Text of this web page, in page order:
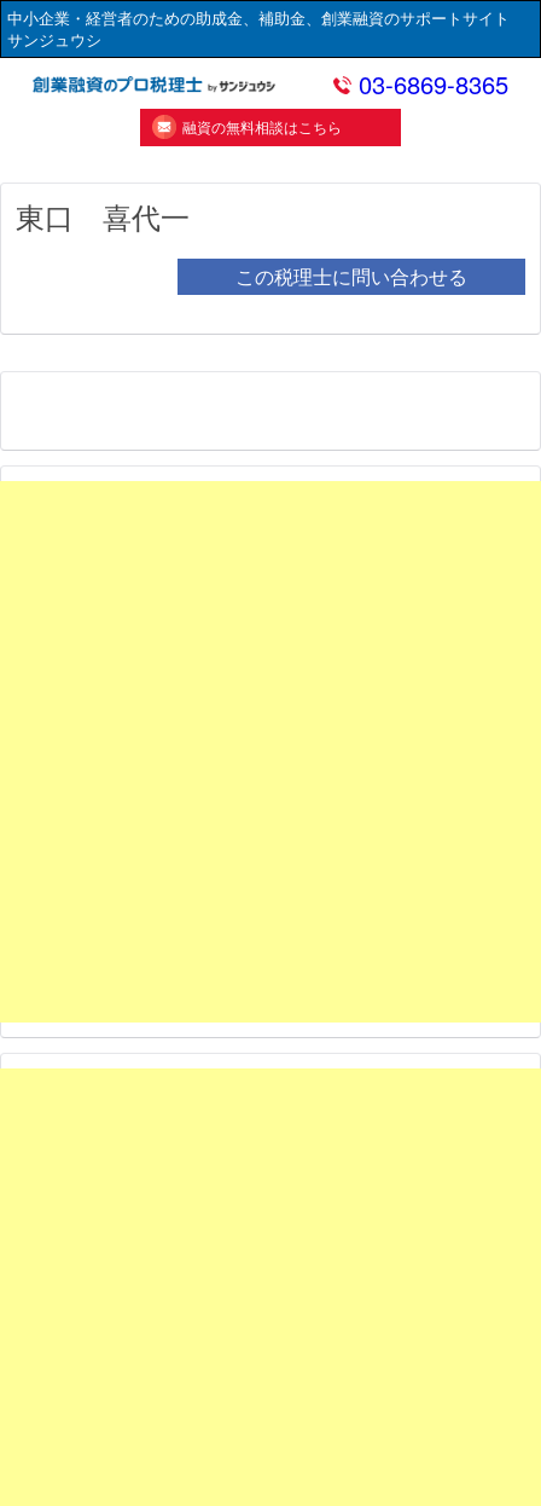
中小企業・経営者のための助成金、補助金、創業融資のサポートサイト
サンジュウシ
03-6869-8365
融資の無料相談はこちら
東口 喜代一
この税理士に問い合わせる